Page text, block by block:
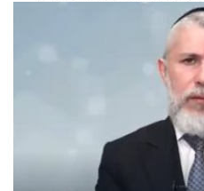
כהן המליץ לה לעשות?